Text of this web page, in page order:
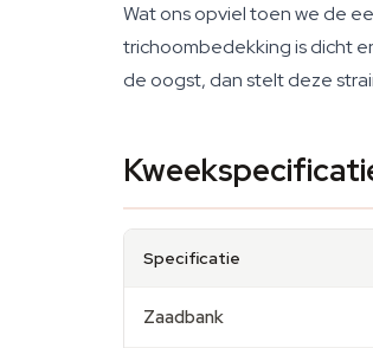
Wat ons opviel toen we de
trichoombedekking is dicht
de oogst, dan stelt deze
Specificatie
Zaadbank